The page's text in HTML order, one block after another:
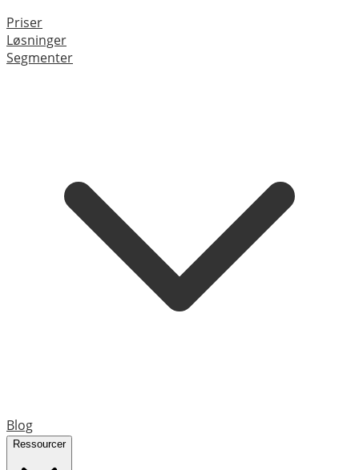
Priser
Løsninger
Segmenter
Blog
Ressourcer